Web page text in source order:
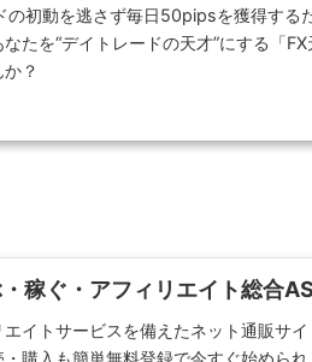
の初動を逃さず毎日50pipsを獲得する
たを“デイトレードの天才”にする「FX
？
稼ぐ・アフィリエイト総合
イトサービスを備えたネット通販サイ
購入も簡単無料登録で今すぐ始められ